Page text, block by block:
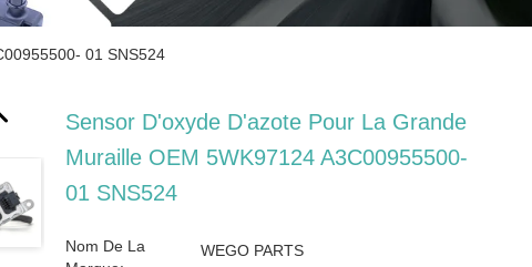
01 SNS524
Sensor D'oxyde D'azote Pour La Grande
Muraille OEM 5WK97124 A3C00955500-
01 SNS524
Nom De La
WEGO PARTS